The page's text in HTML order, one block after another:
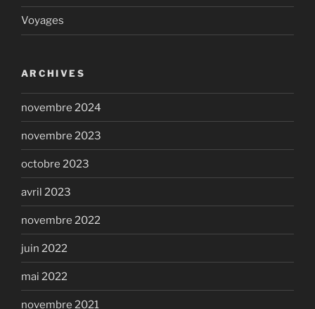
Voyages
ARCHIVES
novembre 2024
novembre 2023
octobre 2023
avril 2023
novembre 2022
juin 2022
mai 2022
novembre 2021